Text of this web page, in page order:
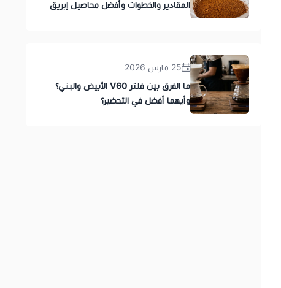
المقادير والخطوات وأفضل محاصيل إبريق
25 مارس 2026
ما الفرق بين فلتر V60 الأبيض والبني؟
وأيهما أفضل في التحضير؟